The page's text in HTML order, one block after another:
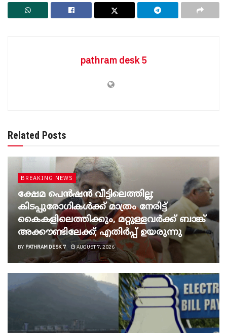
pathram desk 5
Related Posts
BREAKING NEWS
ക്ഷേമ പെൻഷൻ വീട്ടിലെത്തില്ല;
കിടപ്പുരോഗികൾക്ക് മാത്രം നേരിട്ട്
കൈകളിലെത്തിക്കും, മറ്റുള്ളവർക്ക് ബാങ്ക്
അക്കൗണ്ടിലേക്ക്; എതിർപ്പ് ഉയരുന്നു
BY PATHRAM DESK 7 AUGUST 7, 2026